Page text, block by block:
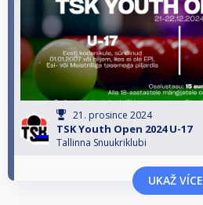
21. prosince 2024
TSK Youth Open 2024 U-17
Tallinna Snuukriklubi
UKAŽ VÍCE